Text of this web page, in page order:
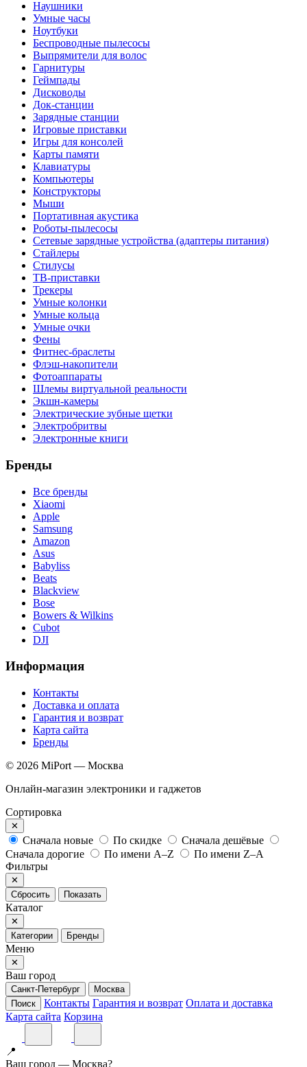
Наушники
Умные часы
Ноутбуки
Беспроводные пылесосы
Выпрямители для волос
Гарнитуры
Геймпады
Дисководы
Док-станции
Зарядные станции
Игровые приставки
Игры для консолей
Карты памяти
Клавиатуры
Компьютеры
Конструкторы
Мыши
Портативная акустика
Роботы-пылесосы
Сетевые зарядные устройства (адаптеры питания)
Стайлеры
Стилусы
ТВ-приставки
Трекеры
Умные колонки
Умные кольца
Умные очки
Фены
Фитнес-браслеты
Флэш-накопители
Фотоаппараты
Шлемы виртуальной реальности
Экшн-камеры
Электрические зубные щетки
Электробритвы
Электронные книги
Бренды
Все бренды
Xiaomi
Apple
Samsung
Amazon
Asus
Babyliss
Beats
Blackview
Bose
Bowers & Wilkins
Cubot
DJI
Информация
Контакты
Доставка и оплата
Гарантия и возврат
Карта сайта
Бренды
© 2026 MiPort — Москва
Онлайн-магазин электроники и гаджетов
Сортировка
✕
Сначала новые По скидке
Сначала дешёвые
Сначала дорогие
По имени A–Z
По имени Z–A
Фильтры
✕
Сбросить
Показать
Каталог
✕
Категории
Бренды
Меню
✕
Ваш город
Санкт-Петербург
Москва
Поиск
Контакты Гарантия и возврат Оплата и доставка
Карта сайта Корзина
📍
Ваш город — Москва?